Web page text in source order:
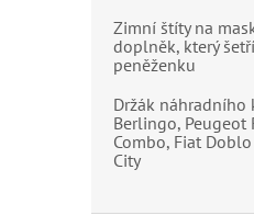
Zimní štíty na
doplněk, který
peněženku
Držák náhradního
Berlingo, Peugeot
Combo, Fiat
City